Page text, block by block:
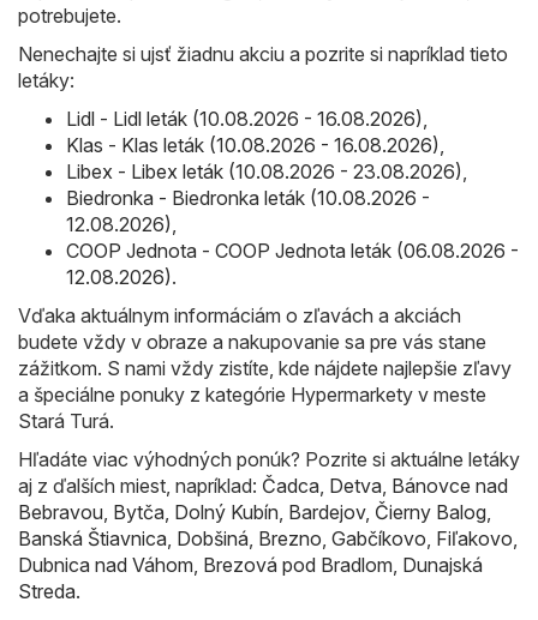
potrebujete.
Nenechajte si ujsť žiadnu akciu a pozrite si napríklad tieto
letáky:
Lidl - Lidl leták (10.08.2026 - 16.08.2026)
Klas - Klas leták (10.08.2026 - 16.08.2026)
Libex - Libex leták (10.08.2026 - 23.08.2026)
Biedronka - Biedronka leták (10.08.2026 -
12.08.2026)
COOP Jednota - COOP Jednota leták (06.08.2026 -
12.08.2026).
Vďaka aktuálnym informáciám o zľavách a akciách
budete vždy v obraze a nakupovanie sa pre vás stane
zážitkom. S nami vždy zistíte, kde nájdete najlepšie zľavy
a špeciálne ponuky z kategórie Hypermarkety v meste
Stará Turá.
Hľadáte viac výhodných ponúk? Pozrite si aktuálne letáky
aj z ďalších miest, napríklad: Čadca Detva Bánovce nad
Bebravou Bytča Dolný Kubín Bardejov, Čierny Balog
Banská Štiavnica Dobšiná Brezno Gabčíkovo Fiľakovo
Dubnica nad Váhom Brezová pod Bradlom Dunajská
Streda.